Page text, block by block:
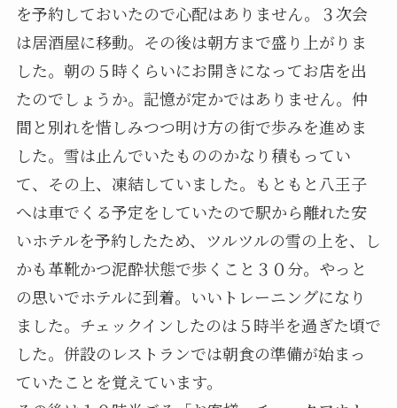
を予約しておいたので心配はありません。３次会
は居酒屋に移動。その後は朝方まで盛り上がりま
した。朝の５時くらいにお開きになってお店を出
たのでしょうか。記憶が定かではありません。仲
間と別れを惜しみつつ明け方の街で歩みを進めま
した。雪は止んでいたもののかなり積もってい
て、その上、凍結していました。もともと八王子
へは車でくる予定をしていたので駅から離れた安
いホテルを予約したため、ツルツルの雪の上を、し
かも革靴かつ泥酔状態で歩くこと３０分。やっと
の思いでホテルに到着。いいトレーニングになり
ました。チェックインしたのは５時半を過ぎた頃で
した。併設のレストランでは朝食の準備が始まっ
ていたことを覚えています。